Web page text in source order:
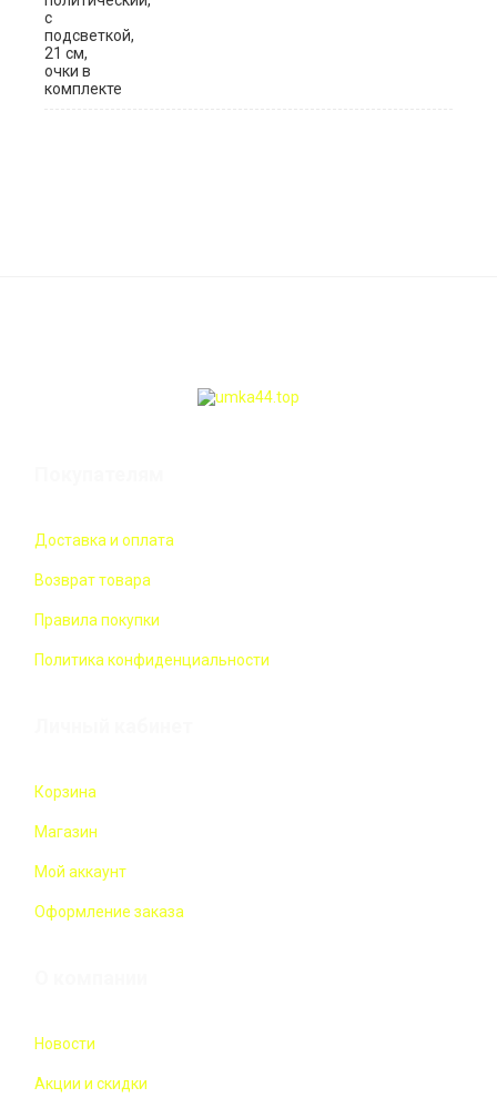
Доставка и оплата
Возврат товара
Правила покупки
Политика конфиденциальности
Корзина
Магазин
Мой аккаунт
Оформление заказа
Новости
Акции и скидки